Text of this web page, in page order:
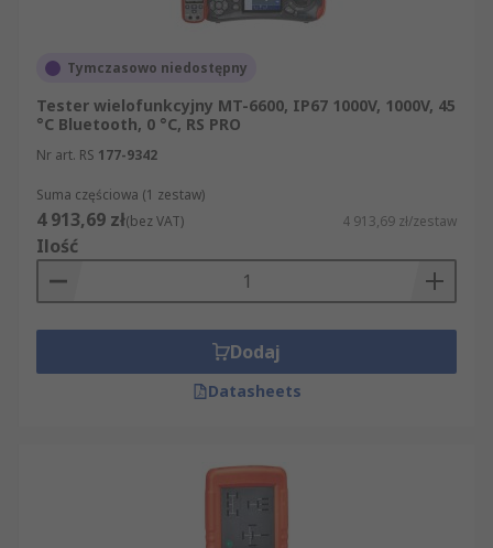
naszej oferty. Naszym priorytetem jest
satysfakcja klienta, dlatego zawsze, gdy to
możliwe, staramy się błyskawicznie dostarczyć
Państwu zamówiony produkt z kategorii Testery
instalacji elektrycznej.
Tymczasowo niedostępny
Tester wielofunkcyjny MT-6600, IP67 1000V, 1000V, 45
°C Bluetooth, 0 °C, RS PRO
Nr art. RS 177-9342
Suma częściowa (1 zestaw)
4 913,69 zł(bez VAT) 4 913,69 zł/zestaw
Ilość
Dodaj
Datasheets